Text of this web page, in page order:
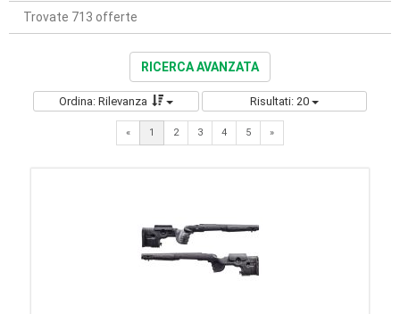
Trovate 713 offerte
RICERCA AVANZATA
Ordina: Rilevanza Risultati: 20
« 1 2 3 4 5 »Next